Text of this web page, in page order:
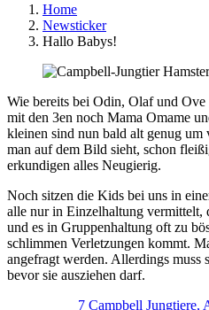
Home
Newsticker
Hallo Babys!
Wie bereits bei Odin, Olaf und Ove
mit den 3en noch Mama Omame
kleinen sind nun bald alt genug
man auf dem Bild sieht, schon
erkundigen alles Neugierig.
Noch sitzen die Kids bei uns in
alle nur in Einzelhaltung vermittelt,
und es in Gruppenhaltung oft zu
schlimmen Verletzungen kommt.
angefragt werden. Allerdings muss
bevor sie ausziehen darf.
7 Campbell Jungtiere,